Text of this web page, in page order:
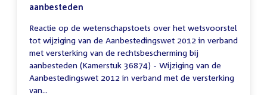
aanbesteden
Reactie op de wetenschapstoets over het wetsvoorstel
tot wijziging van de Aanbestedingswet 2012 in verband
met versterking van de rechtsbescherming bij
aanbesteden (Kamerstuk 36874) - Wijziging van de
Aanbestedingswet 2012 in verband met de versterking
van...